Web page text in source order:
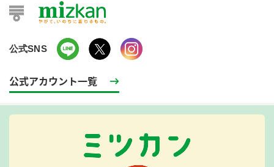
公式SNS
公式アカウント一覧